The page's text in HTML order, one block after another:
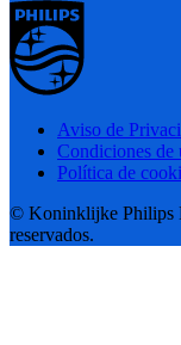
Aviso de
Condiciones de
Política de
© Koninklijke Philips
reservados.